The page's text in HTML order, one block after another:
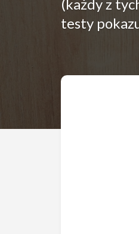
(każdy z
testy